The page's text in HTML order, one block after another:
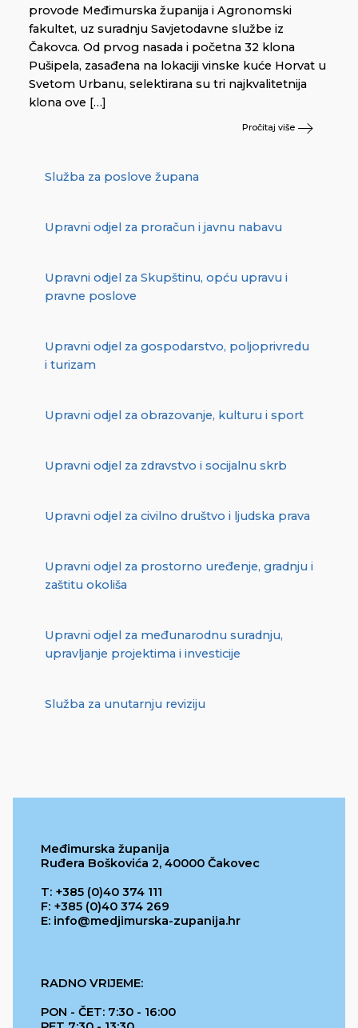
provode Međimurska županija i Agronomski
fakultet, uz suradnju Savjetodavne službe iz
Čakovca. Od prvog nasada i početna 32 klona
Pušipela, zasađena na lokaciji vinske kuće Horvat u
Svetom Urbanu, selektirana su tri najkvalitetnija
klona ove […]
Pročitaj više
Služba za poslove župana
Upravni odjel za proračun i javnu nabavu
Upravni odjel za Skupštinu, opću upravu i
pravne poslove
Upravni odjel za gospodarstvo, poljoprivredu
i turizam
Upravni odjel za obrazovanje, kulturu i sport
Upravni odjel za zdravstvo i socijalnu skrb
Upravni odjel za civilno društvo i ljudska prava
Upravni odjel za prostorno uređenje, gradnju i
zaštitu okoliša
Upravni odjel za međunarodnu suradnju,
upravljanje projektima i investicije
Služba za unutarnju reviziju
Međimurska županija
Ruđera Boškovića 2, 40000 Čakovec
T: +385 (0)40 374 111
F: +385 (0)40 374 269
E: info@medjimurska-zupanija.hr
RADNO VRIJEME:
PON - ČET: 7:30 - 16:00